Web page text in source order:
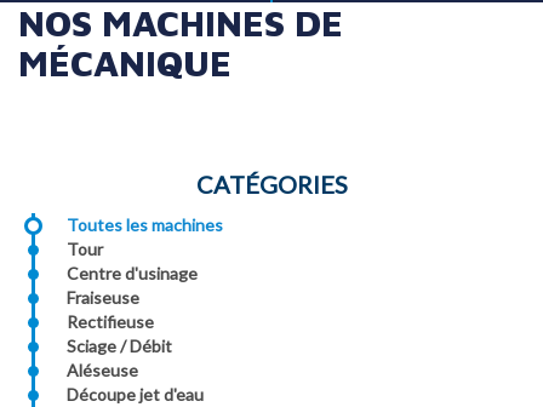
NOS MACHINES DE
MÉCANIQUE
CATÉGORIES
Toutes les machines
Tour
Centre d'usinage
Fraiseuse
Rectifieuse
Sciage / Débit
Aléseuse
Découpe jet d'eau